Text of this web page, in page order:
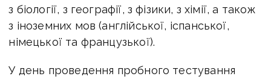
з біології, з географії, з фізики, з хімії, а також
з іноземних мов (англійської, іспанської,
німецької та французької).
У день проведення пробного тестування